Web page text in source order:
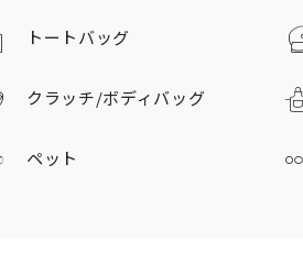
トートバッグ
クラッチ/ボディバッグ
ペット